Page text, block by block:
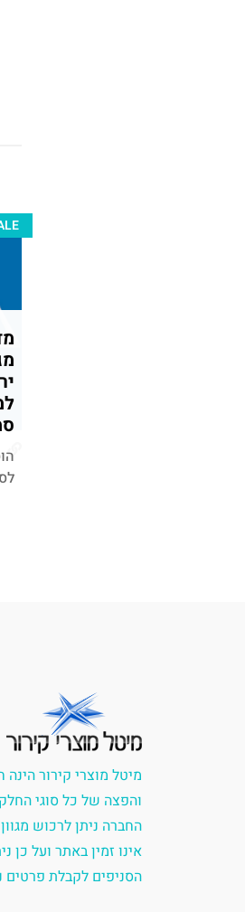
מיטל מוצרי קירור
והפצה של כל סוגי
החברה ניתן לרכוש
אינו זמין באתר ועל כן
הסניפים לקבלת פרטים